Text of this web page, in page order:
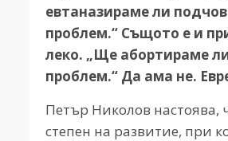
евтаназираме ли
проблем.“ Същото е и
леко. „Ще абортираме
проблем.“ Да ама не.
Петър Николов настоява,
степен на развитие, при